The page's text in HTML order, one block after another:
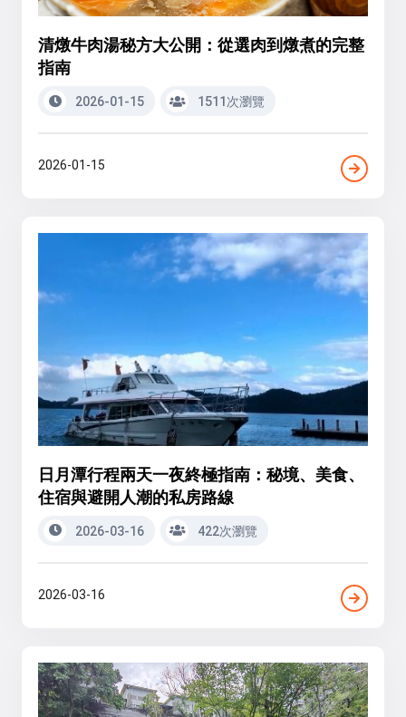
清燉牛肉湯秘方大公開：從選肉到燉煮的完整
指南
2026-01-15 1511次瀏覽
2026-01-15
日月潭行程兩天一夜終極指南：秘境、美食、
住宿與避開人潮的私房路線
2026-03-16 422次瀏覽
2026-03-16